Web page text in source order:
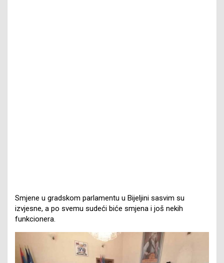
Smjene u gradskom parlamentu u Bijeljini sasvim su
izvjesne, a po svemu sudeći biće smjena i još nekih
funkcionera.